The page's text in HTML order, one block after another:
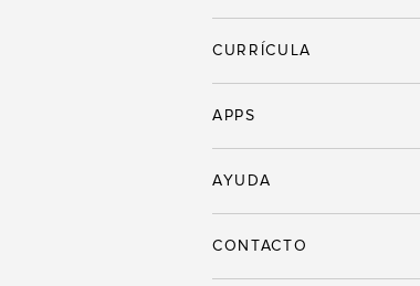
CURRÍCULA
APPS
AYUDA
CONTACTO